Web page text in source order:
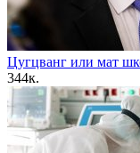
Цугцванг или мат
344к.